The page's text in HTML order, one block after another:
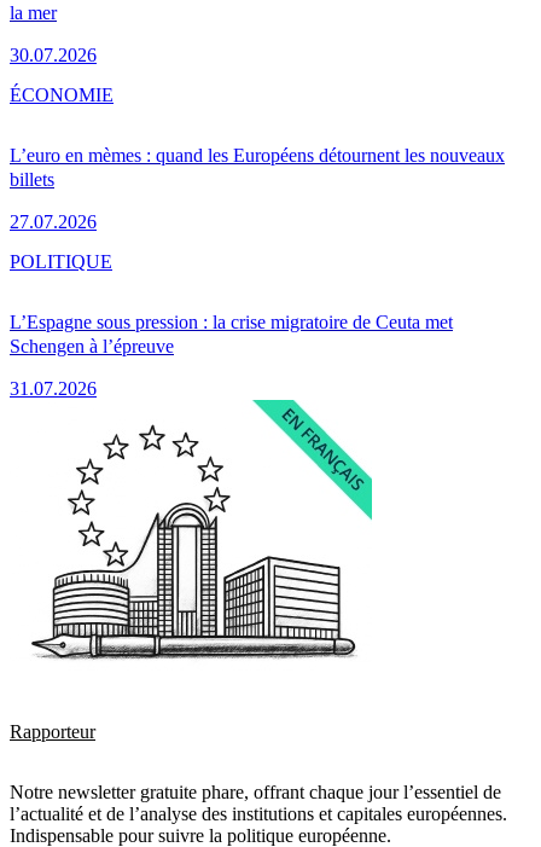
la mer
30.07.2026
L’euro en mèmes : quand les Européens détournent les nouveaux
billets
27.07.2026
ÉCONOMIE
L’Espagne sous pression : la crise migratoire de Ceuta met
Schengen à l’épreuve
31.07.2026
POLITIQUE
Rapporteur
Notre newsletter gratuite phare, offrant chaque jour l’essentiel de
l’actualité et de l’analyse des institutions et capitales européennes.
Indispensable pour suivre la politique européenne.